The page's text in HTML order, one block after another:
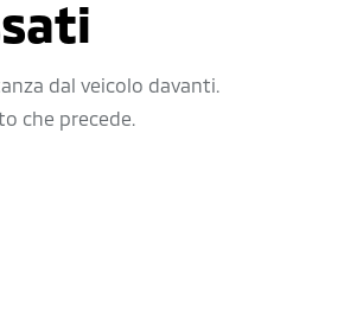
dal veicolo davanti.
che precede.